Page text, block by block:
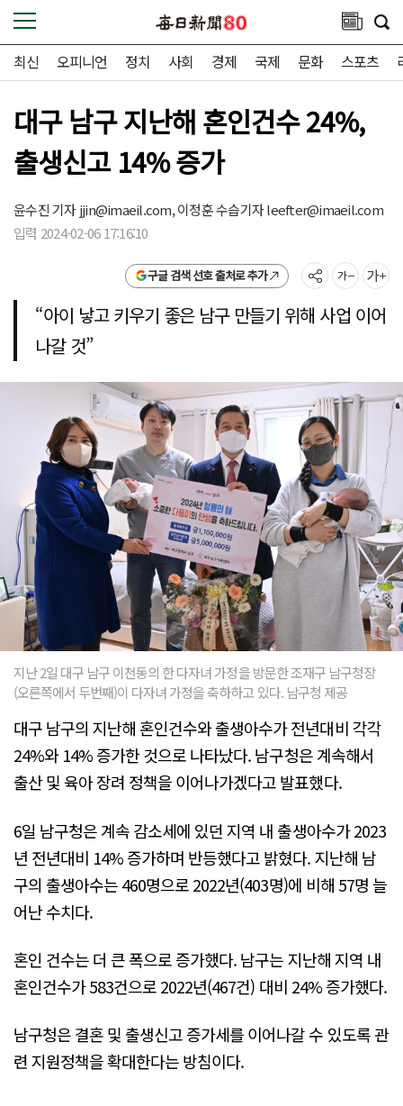
최신 오피니언 정치 사회 경제 국제 문화 스포츠
대구 남구 지난해 혼인건수 24%,
출생신고 14% 증가
윤수진 기자jjin@imaeil.com,이정훈 수습기자leefter@imaeil.com
입력 2024-02-06 17:16:10
구글 검색 선호 출처로 추가
“아이 낳고 키우기 좋은 남구 만들기 위해 사업 이어
나갈 것”
지난 2일 대구 남구 이천동의 한 다자녀 가정을 방문한 조재구 남구청장
(오른쪽에서 두번째)이 다자녀 가정을 축하하고 있다. 남구청 제공
대구 남구의 지난해 혼인건수와 출생아수가 전년대비 각각
24%와 14% 증가한 것으로 나타났다. 남구청은 계속해서
출산 및 육아 장려 정책을 이어나가겠다고 발표했다.
6일 남구청은 계속 감소세에 있던 지역 내 출생아수가 2023
년 전년대비 14% 증가하며 반등했다고 밝혔다. 지난해 남
구의 출생아수는 460명으로 2022년(403명)에 비해 57명 늘
어난 수치다.
혼인 건수는 더 큰 폭으로 증가했다. 남구는 지난해 지역 내
혼인건수가 583건으로 2022년(467건) 대비 24% 증가했다.
남구청은 결혼 및 출생신고 증가세를 이어나갈 수 있도록 관
련 지원정책을 확대한다는 방침이다.